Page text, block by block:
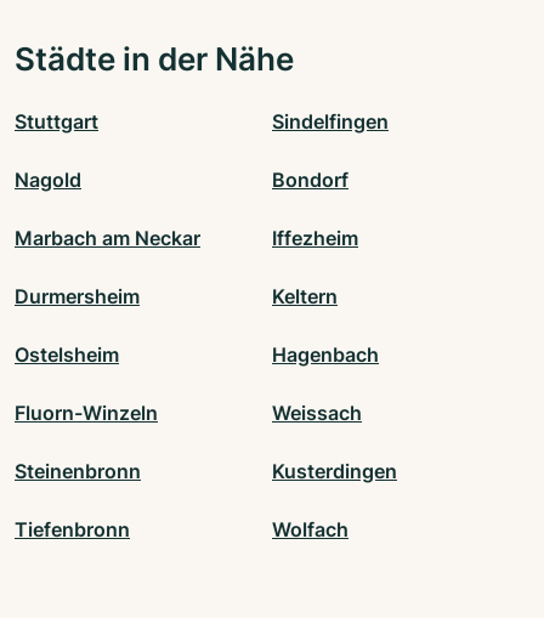
Städte in der Nähe
Stuttgart Sindelfingen
Nagold Bondorf
Marbach am Neckar Iffezheim
Durmersheim Keltern
Ostelsheim Hagenbach
Fluorn-Winzeln Weissach
Steinenbronn Kusterdingen
Tiefenbronn Wolfach